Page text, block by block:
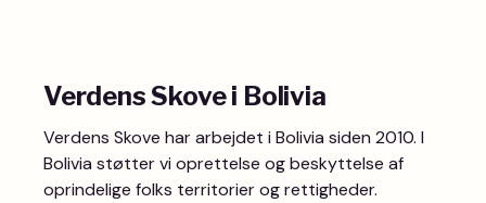
Verdens Skove i Bolivia
Verdens Skove har arbejdet i Bolivia siden 2010. I
Bolivia støtter vi oprettelse og beskyttelse af
oprindelige folks territorier og rettigheder.